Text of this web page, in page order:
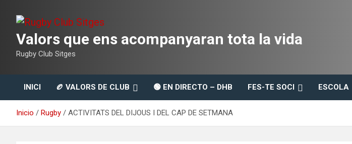
contenido
Valors que ens acompanyaran tota la vida
Rugby Club Sitges
INICI 🏉 VALORS DE CLUB 🟢 EN DIRECTO – DHB FES-TE SOCI ESCOLA
Inicio Rugby ACTIVITATS DEL DIJOUS I DEL CAP DE SETMANA